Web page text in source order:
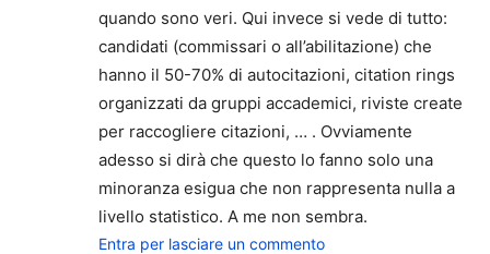
quando sono veri. Qui invece si vede di tutto:
candidati (commissari o all’abilitazione) che
hanno il 50-70% di autocitazioni, citation rings
organizzati da gruppi accademici, riviste create
per raccogliere citazioni, … . Ovviamente
adesso si dirà che questo lo fanno solo una
minoranza esigua che non rappresenta nulla a
livello statistico. A me non sembra.
Entra per lasciare un commento